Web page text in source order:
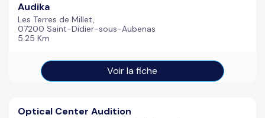
Audika
Les Terres de Millet,
07200 Saint-Didier-sous-Aubenas
5.25 Km
Voir la fiche
Optical Center Audition